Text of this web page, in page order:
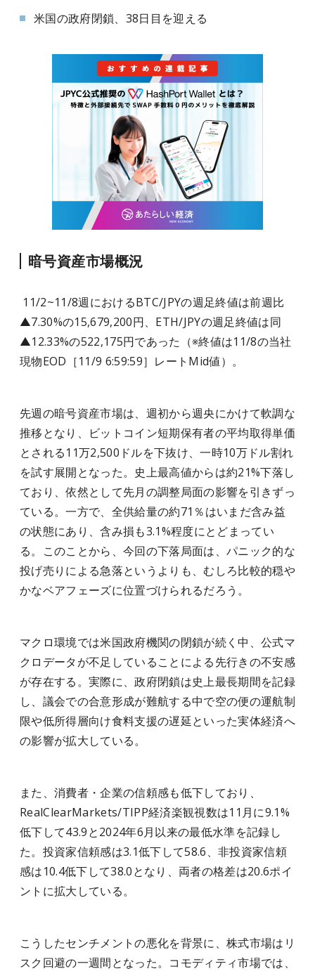
米国の政府閉鎖、38日目を迎える
暗号資産市場概況
11/2~11/8週におけるBTC/JPYの週足終値は前週比
▲7.30%の15,679,200円、ETH/JPYの週足終値は同
▲12.33%の522,175円であった（※終値は11/8の当社
現物EOD［11/9 6:59:59］レートMid値）。
先週の暗号資産市場は、週初から週央にかけて軟調な
推移となり、ビットコイン短期保有者の平均取得単価
とされる11万2,500ドルを下抜け、一時10万ドル割れ
を試す展開となった。史上最高値からは約21%下落し
ており、依然として先月の調整局面の影響を引きずっ
ている。一方で、全供給量の約71％はいまだ含み益
の状態にあり、含み損も3.1%程度にとどまってい
る。このことから、今回の下落局面は、パニック的な
投げ売りによる急落というよりも、むしろ比較的穏や
かなベアフェーズに位置づけられるだろう。
マクロ環境では米国政府機関の閉鎖が続く中、公式マ
クロデータが不足していることによる先行きの不安感
が存在する。実際に、政府閉鎖は史上最長期間を記録
し、議会での合意形成が難航する中で空の便の運航制
限や低所得層向け食料支援の遅延といった実体経済へ
の影響が拡大している。
また、消費者・企業の信頼感も低下しており、
RealClearMarkets/TIPP経済楽観視数は11月に9.1%
低下して43.9と2024年6月以来の最低水準を記録し
た。投資家信頼感は3.1低下して58.6、非投資家信頼
感は10.4低下して38.0となり、両者の格差は20.6ポイ
ントに拡大している。
こうしたセンチメントの悪化を背景に、株式市場はリ
スク回避の一週間となった。コモディティ市場では、